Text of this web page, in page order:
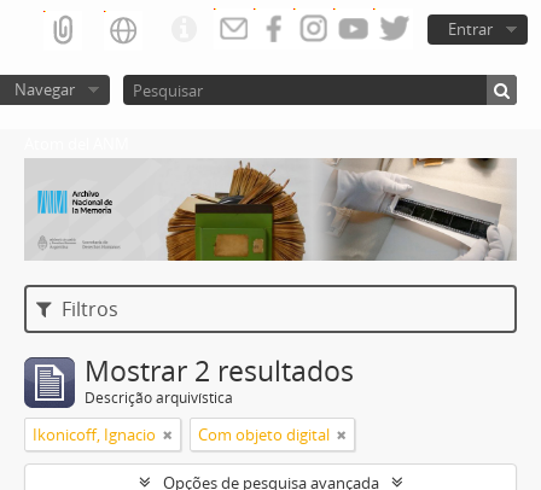
Entrar
Navegar
Filtros
Mostrar 2 resultados
Descrição arquivística
Ikonicoff, Ignacio Com objeto digital
Opções de pesquisa avançada